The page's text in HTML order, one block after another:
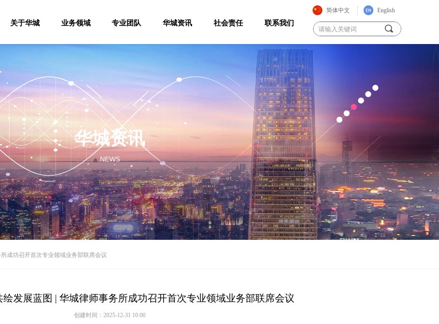
关于华城 业务领域 专业团队 华城资讯 社会责任 联系我们
简体中文 English
끠
发展蓝图 | 华城律师事务所成功召开首次专业领域业务部联席会议
华城资讯
NEWS
创建时间： 2025-12-31 10:00
成功召开首次专业领域业务部联席会议